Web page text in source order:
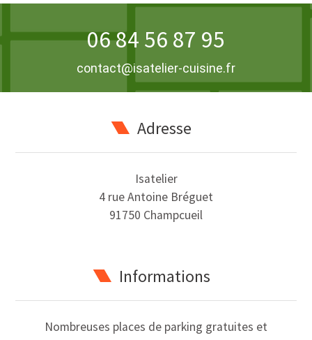
06 84 56 87 95
contact@isatelier-cuisine.fr
Adresse
Isatelier
4 rue Antoine Bréguet
91750 Champcueil
Informations
Nombreuses places de parking gratuites et